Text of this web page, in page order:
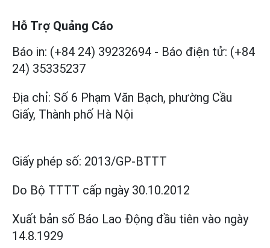
Hỗ Trợ Quảng Cáo
Báo in: (+84 24) 39232694 - Báo điện tử: (+84
24) 35335237
Địa chỉ: Số 6 Phạm Văn Bạch, phường Cầu
Giấy, Thành phố Hà Nội
Giấy phép số: 2013/GP-BTTT
Do Bộ TTTT cấp ngày 30.10.2012
Xuất bản số Báo Lao Động đầu tiên vào ngày
14.8.1929